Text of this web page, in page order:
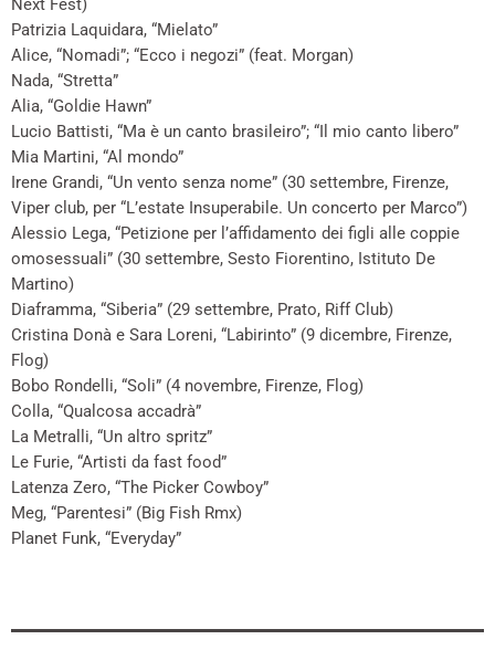
Next Fest)
Patrizia Laquidara, “Mielato”
Alice, “Nomadi”; “Ecco i negozi” (feat. Morgan)
Nada, “Stretta”
Alia, “Goldie Hawn”
Lucio Battisti, “Ma è un canto brasileiro”; “Il mio canto libero”
Mia Martini, “Al mondo”
Irene Grandi, “Un vento senza nome” (30 settembre, Firenze,
Viper club, per “L’estate Insuperabile. Un concerto per Marco”)
Alessio Lega, “Petizione per l’affidamento dei figli alle coppie
omosessuali” (30 settembre, Sesto Fiorentino, Istituto De
Martino)
Diaframma, “Siberia” (29 settembre, Prato, Riff Club)
Cristina Donà e Sara Loreni, “Labirinto” (9 dicembre, Firenze,
Flog)
Bobo Rondelli, “Soli” (4 novembre, Firenze, Flog)
Colla, “Qualcosa accadrà”
La Metralli, “Un altro spritz”
Le Furie, “Artisti da fast food”
Latenza Zero, “The Picker Cowboy”
Meg, “Parentesi” (Big Fish Rmx)
Planet Funk, “Everyday”